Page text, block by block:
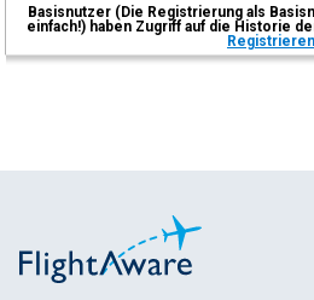
Basisnutzer (Die Registrierung als
einfach!) haben Zugriff auf die Historie
Registrieren